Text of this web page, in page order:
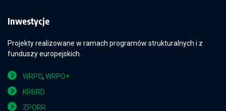
Inwestycje
Projekty realizowane w ramach programów strukturalnych i z
funduszy europejskich.
WRPO, WRPO+
KRBRD
ZPORR